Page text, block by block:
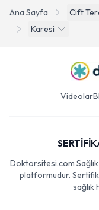
Ana Sayfa Cift
Karesi
Videolar
Doktorsitesi.com Sağlık
platformudur.
sağlık